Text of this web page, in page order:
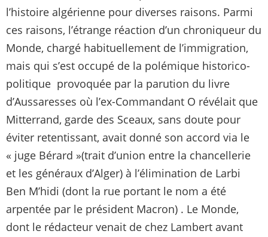
l’histoire algérienne pour diverses raisons. Parmi
ces raisons, l’étrange réaction d’un chroniqueur du
Monde, chargé habituellement de l’immigration,
mais qui s’est occupé de la polémique historico-
politique provoquée par la parution du livre
d’Aussaresses où l’ex-Commandant O révélait que
Mitterrand, garde des Sceaux, sans doute pour
éviter retentissant, avait donné son accord via le
« juge Bérard »(trait d’union entre la chancellerie
et les généraux d’Alger) à l’élimination de Larbi
Ben M’hidi (dont la rue portant le nom a été
arpentée par le président Macron) . Le Monde,
dont le rédacteur venait de chez Lambert avant